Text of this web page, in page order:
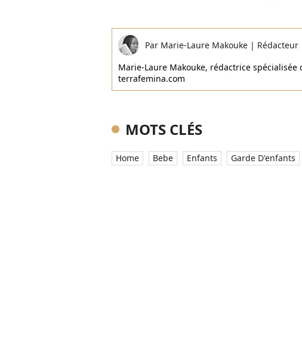
Par Marie-Laure Makouke | Rédacteur
Marie-Laure Makouke, rédactrice
terrafemina.com
MOTS CLÉS
Home Bebe Enfants Garde D'enfants